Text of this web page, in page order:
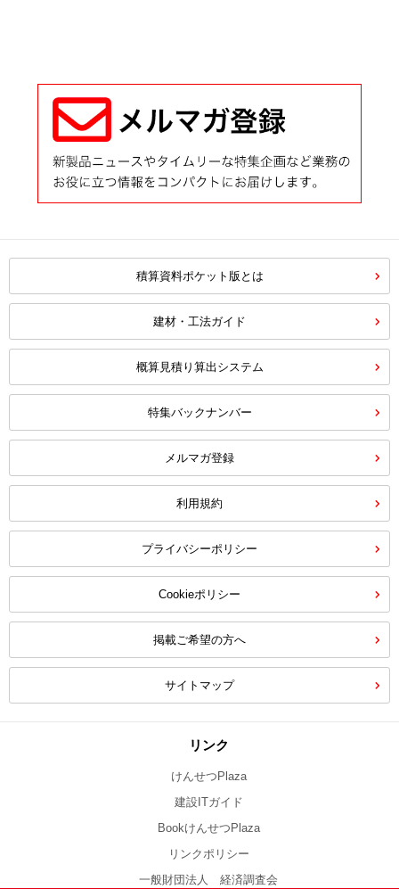
積算資料ポケット版とは
建材・工法ガイド
概算見積り算出システム
特集バックナンバー
メルマガ登録
利用規約
プライバシーポリシー
Cookieポリシー
掲載ご希望の方へ
サイトマップ
リンク
けんせつPlaza
建設ITガイド
BookけんせつPlaza
リンクポリシー
一般財団法人 経済調査会